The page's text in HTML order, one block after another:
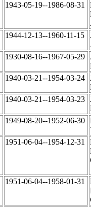
1943-05-19--1986-08-31
1944-12-13--1960-11-15
1930-08-16--1967-05-29
1940-03-21--1954-03-24
1940-03-21--1954-03-23
1949-08-20--1952-06-30
1951-06-04--1954-12-31
1951-06-04--1958-01-31